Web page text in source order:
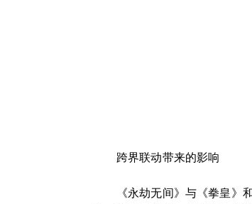
跨界联动带来的影响
《永劫无间》与《拳皇